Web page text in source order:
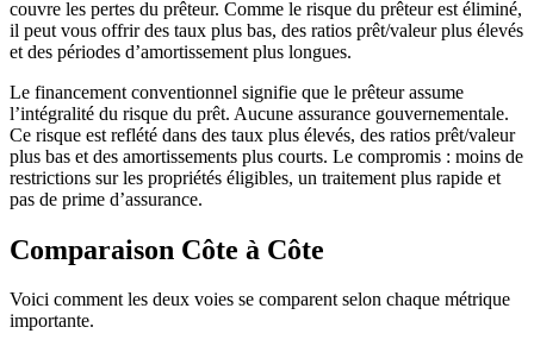
couvre les pertes du prêteur. Comme le risque du prêteur est éliminé,
il peut vous offrir des taux plus bas, des ratios prêt/valeur plus élevés
et des périodes d’amortissement plus longues.
Le financement conventionnel signifie que le prêteur assume
l’intégralité du risque du prêt. Aucune assurance gouvernementale.
Ce risque est reflété dans des taux plus élevés, des ratios prêt/valeur
plus bas et des amortissements plus courts. Le compromis : moins de
restrictions sur les propriétés éligibles, un traitement plus rapide et
pas de prime d’assurance.
Comparaison Côte à Côte
Voici comment les deux voies se comparent selon chaque métrique
importante.